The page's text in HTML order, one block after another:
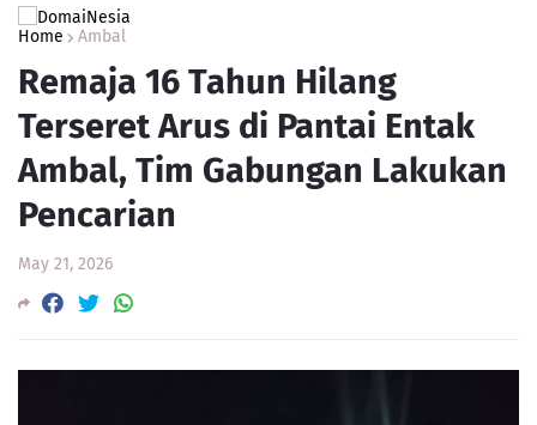
Home Ambal
Remaja 16 Tahun Hilang
Terseret Arus di Pantai Entak
Ambal, Tim Gabungan Lakukan
Pencarian
May 21, 2026